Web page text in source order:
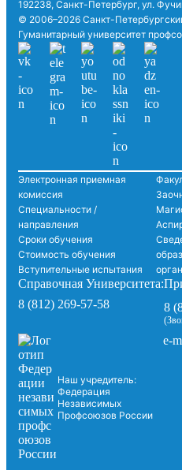
192238, Санкт-Петербург, ул.
© 2006–2026 Санкт-
Гуманитарный университет
Электронная приемная
комиссия
Специальности /
направления
Сроки обучения
Стоимость обучения
Вступительные испытания
Справочная Университета:
8 (812) 269-57-58
8
Наш учредитель:
Федерация
Независимых
Профсоюзов России
e-